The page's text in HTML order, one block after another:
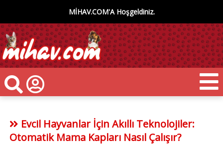
MİHAV.COM'A Hoşgeldiniz.
Evcil Hayvanlar İçin Akıllı Teknolojiler:
Otomatik Mama Kapları Nasıl Çalışır?